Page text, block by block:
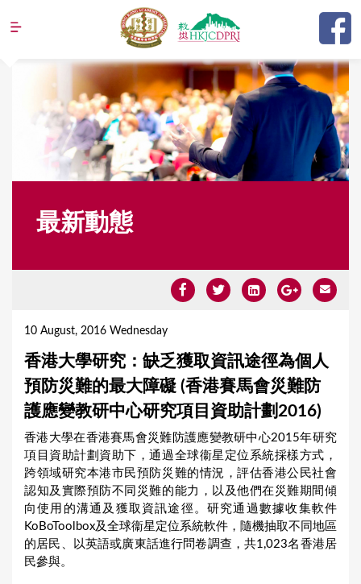
Jump to navigation
最新動態
10 August, 2016 Wednesday
香港大學研究：缺乏獲取資訊途徑為個人
預防災難的最大障礙 (香港賽馬會災難防
護應變教研中心研究項目資助計劃2016)
香港大學在香港賽馬會災難防護應變教研中心2015年研究
項目資助計劃資助下，通過全球衞星定位系統採樣方式，
跨領域研究本港市民預防災難的情況，評估香港公民社會
認知及實際預防不同災難的能力，以及他們在災難期間傾
向使用的溝通及獲取資訊途徑。研究通過數據收集軟件
KoBoToolbox及全球衞星定位系統軟件，隨機抽取不同地區
的居民、以英語或廣東話進行問卷調查，共1,023名香港居
民參與。